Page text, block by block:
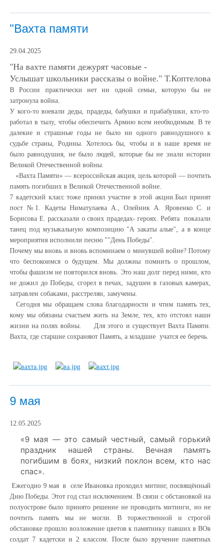
"Вахта памяти
29.04.2025
"На вахте памяти дежурят часовые -
Услышат школьники рассказы о войне." Т.Коптелова
В России практически нет ни одной семьи, которую бы не
затронула война.
У кого-то воевали деды, прадеды, бабушки и прабабушки, кто-то
работал в тылу, чтобы обеспечить Армию всем необходимым. В те
далекие и страшные годы не было ни одного равнодушного к
судьбе страны, Родины. Хотелось бы, чтобы и в наше время не
было равнодушия, не было людей, которые бы не знали истории
Великой Отечественной войны.
«Вахта Памяти» — всероссийская акция, цель которой — почтить
память погибших в Великой Отечественной войне.
7 кадетский класс тоже принял участие в этой акции.Был принят
пост №1. Кадеты Ниматулаева А., Олейник А. Яровенко С. и
Борисова Е. рассказали о своих прадедах- героях. Ребята показали
танец под музыкальную композицию "А закаты алые", а в конце
мероприятия исполнили песню ""День Победы".
Почему мы вновь и вновь вспоминаем о минувшей войне? Потому
что беспокоимся о будущем. Мы должны помнить о прошлом,
чтобы фашизм не повторился вновь. Это наш долг перед ними, кто
не дожил до Победы, сгорел в печах, задушен в газовых камерах,
затравлен собаками, расстрелян, замучены.
Сегодня мы обращаем слова благодарности и чтим память тех,
кому мы обязаны счастьем жить на Земле, тех, кто отстоял наши
жизни на полях войны. Для этого и существует Вахта Памяти.
Вахта, где старшие сохраняют Память, а младшие учатся ее беречь.
9 мая
12.05.2025
«9 мая — это самый честный, самый горький
праздник нашей страны. Вечная память
погибшим в боях, низкий поклон всем, кто нас
спас».
Ежегодно 9 мая в селе Ивановка проходил митинг, посвящённый
Дню Победы. Этот год стал исключением. В связи с обстановкой на
полуострове было принято решение не проводить митинги, но не
почтить память мы не могли. В торжественной и строгой
обстановке прошло возложение цветов к памятнику павших в ВОв
солдат 7 кадетски и 2 классом. После было вручение памятных